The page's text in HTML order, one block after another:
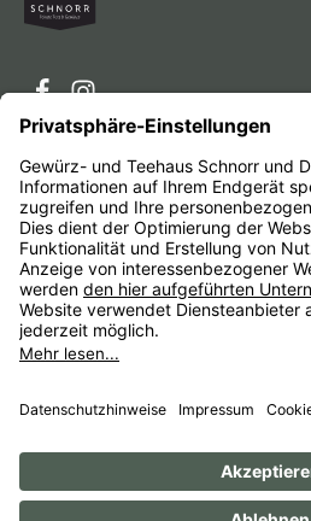
Service-Hotline
Service
Unternehmen
Alle Preise inkl. gesetzl.
anders
ImpressumAGB